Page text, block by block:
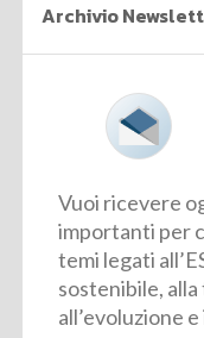
Archivio
Vuoi ricevere
importanti per
temi legati
sostenibile,
all’evoluzione